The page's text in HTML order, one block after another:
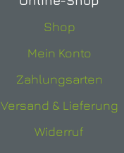
Shop
Mein Konto
Zahlungsarten
Versand & Lieferung
Widerruf